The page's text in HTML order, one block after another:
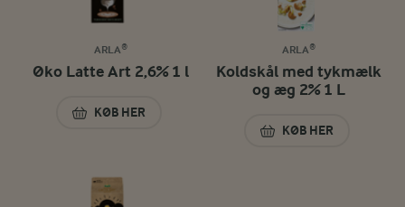
ARLA®
Øko Latte Art 2,6% 1 l
KØB HER
ØKO LATTE ART 2,6% 1 L
ARLA®
Koldskål med tykmælk
og æg 2% 1 L
KØB HER
KOLDSKÅL MED